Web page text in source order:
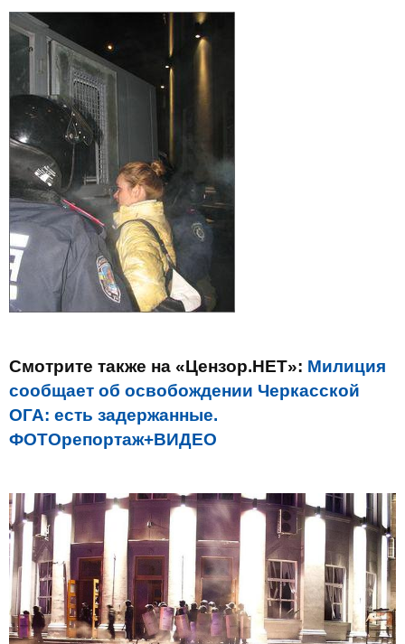
Смотрите также на «Цензор.НЕТ»: Милиция
сообщает об освобождении Черкасской
ОГА: есть задержанные.
ФОТОрепортаж+ВИДЕО